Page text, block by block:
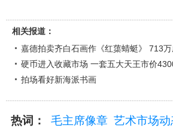
相关报道：
嘉德拍卖齐白石画作《红蕖蜻蜓》 713
硬币进入收藏市场 一套五大天王市价
拍场看好新海派书画
热词： 毛主席像章 艺术市场动